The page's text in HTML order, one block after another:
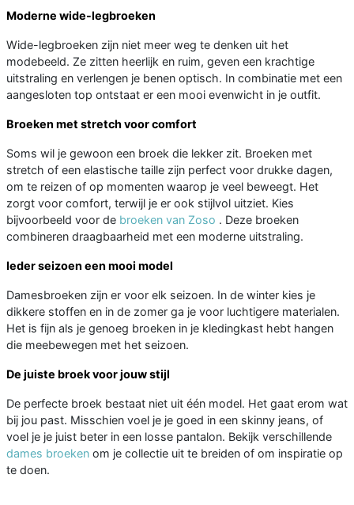
Moderne wide-legbroeken
Wide-legbroeken zijn niet meer weg te denken uit het
modebeeld. Ze zitten heerlijk en ruim, geven een krachtige
uitstraling en verlengen je benen optisch. In combinatie met een
aangesloten top ontstaat er een mooi evenwicht in je outfit.
Broeken met stretch voor comfort
Soms wil je gewoon een broek die lekker zit. Broeken met
stretch of een elastische taille zijn perfect voor drukke dagen,
om te reizen of op momenten waarop je veel beweegt. Het
zorgt voor comfort, terwijl je er ook stijlvol uitziet. Kies
bijvoorbeeld voor de broeken van Zoso . Deze broeken
combineren draagbaarheid met een moderne uitstraling.
Ieder seizoen een mooi model
Damesbroeken zijn er voor elk seizoen. In de winter kies je
dikkere stoffen en in de zomer ga je voor luchtigere materialen.
Het is fijn als je genoeg broeken in je kledingkast hebt hangen
die meebewegen met het seizoen.
De juiste broek voor jouw stijl
De perfecte broek bestaat niet uit één model. Het gaat erom wat
bij jou past. Misschien voel je je goed in een skinny jeans, of
voel je je juist beter in een losse pantalon. Bekijk verschillende
dames broeken om je collectie uit te breiden of om inspiratie op
te doen.